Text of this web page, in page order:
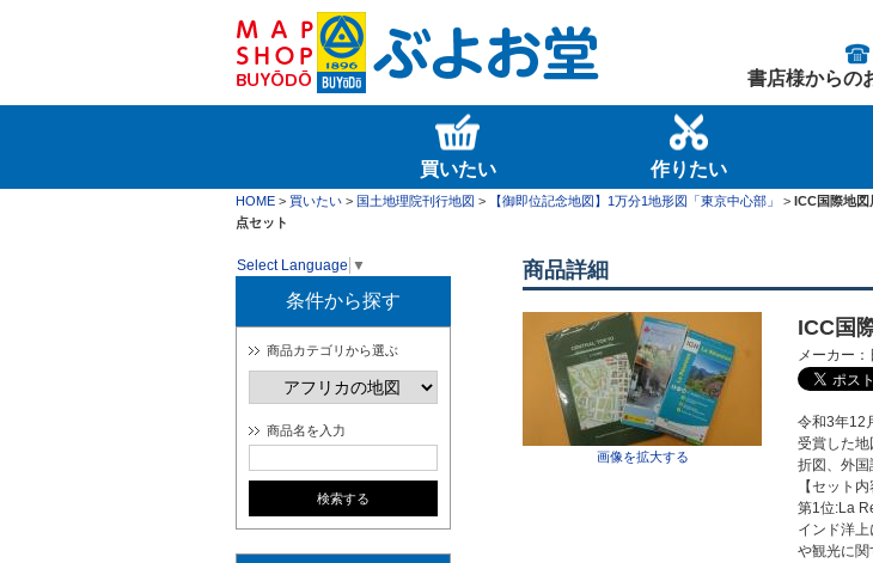
書店様からの
買いたい 作りたい
HOME > 買いたい > 国土地理院刊行地図 > 【御即位記念地図】1万分1地形図「東京中心部」 > ICC国際地図
点セット
Select Language ▼
条件から探す
商品カテゴリから選ぶ
商品名を入力
商品詳細
画像を拡大する
ICC国
メーカー
令和3年12
受賞した地
折図、外国
【セット内
第1位:La
インド洋
や観光に関